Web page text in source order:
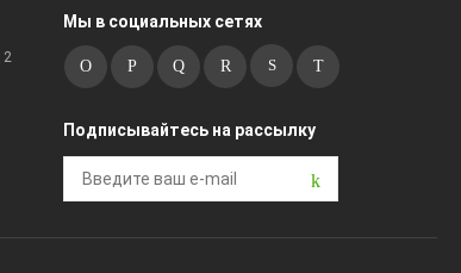
2
Мы в социальных сетях
Подписывайтесь на рассылку